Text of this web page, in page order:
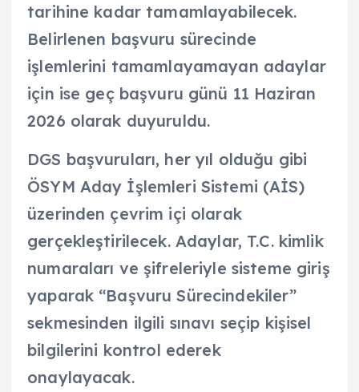
tarihine kadar tamamlayabilecek.
Belirlenen başvuru sürecinde
işlemlerini tamamlayamayan adaylar
için ise geç başvuru günü 11 Haziran
2026 olarak duyuruldu.
DGS başvuruları, her yıl olduğu gibi
ÖSYM Aday İşlemleri Sistemi (AİS)
üzerinden çevrim içi olarak
gerçekleştirilecek. Adaylar, T.C. kimlik
numaraları ve şifreleriyle sisteme giriş
yaparak “Başvuru Sürecindekiler”
sekmesinden ilgili sınavı seçip kişisel
bilgilerini kontrol ederek
onaylayacak.